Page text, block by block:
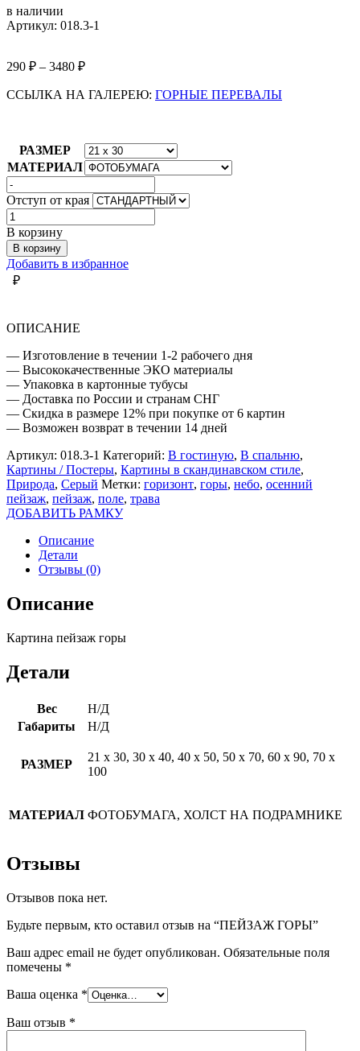
в наличии
Артикул: 018.3-1
290 ₽ – 3480 ₽
ССЫЛКА НА ГАЛЕРЕЮ: ГОРНЫЕ ПЕРЕВАЛЫ
РАЗМЕР
МАТЕРИАЛ
Отступ от края
Количество
товара
ПЕЙЗАЖ
ГОРЫ
В корзину
В корзину
Добавить в избранное
₽
ОПИСАНИЕ
— Изготовление в течении 1-2 рабочего дня
— Высококачественные ЭКО материалы
— Упаковка в картонные тубусы
— Доставка по России и странам СНГ
— Скидка в размере 12% при покупке от 6 картин
— Возможен возврат в течении 14 дней
Артикул: 018.3-1 Категорий: В гостиную, В спальню,
Картины / Постеры, Картины в скандинавском стиле,
Природа, Серый Метки: горизонт, горы, небо, осенний
пейзаж, пейзаж, поле, трава
ДОБАВИТЬ РАМКУ
Описание
Детали
Отзывы (0)
Описание
Картина пейзаж горы
Детали
Вес
Н/Д
Габариты
Н/Д
РАЗМЕР
21 х 30, 30 х 40, 40 х 50, 50 х 70, 60 х 90, 70 х
100
МАТЕРИАЛ ФОТОБУМАГА, ХОЛСТ НА ПОДРАМНИКЕ
Отзывы
Отзывов пока нет.
Будьте первым, кто оставил отзыв на “ПЕЙЗАЖ ГОРЫ”
Ваш адрес email не будет опубликован. Обязательные поля
помечены *
Ваша оценка *
Ваш отзыв *